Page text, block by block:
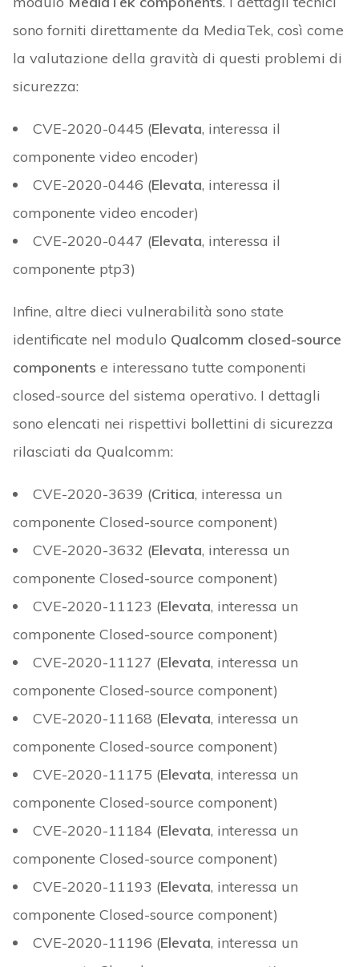
sono forniti direttamente da MediaTek, così come
la valutazione della gravità di questi problemi di
sicurezza:
CVE-2020-0445 (Elevata, interessa il
componente video encoder)
CVE-2020-0446 (Elevata, interessa il
componente video encoder)
CVE-2020-0447 (Elevata, interessa il
componente ptp3)
Infine, altre dieci vulnerabilità sono state
identificate nel modulo Qualcomm closed-source
components e interessano tutte componenti
closed-source del sistema operativo. I dettagli
sono elencati nei rispettivi bollettini di sicurezza
rilasciati da Qualcomm:
CVE-2020-3639 (Critica, interessa un
componente Closed-source component)
CVE-2020-3632 (Elevata, interessa un
componente Closed-source component)
CVE-2020-11123 (Elevata, interessa un
componente Closed-source component)
CVE-2020-11127 (Elevata, interessa un
componente Closed-source component)
CVE-2020-11168 (Elevata, interessa un
componente Closed-source component)
CVE-2020-11175 (Elevata, interessa un
componente Closed-source component)
CVE-2020-11184 (Elevata, interessa un
componente Closed-source component)
CVE-2020-11193 (Elevata, interessa un
componente Closed-source component)
CVE-2020-11196 (Elevata, interessa un